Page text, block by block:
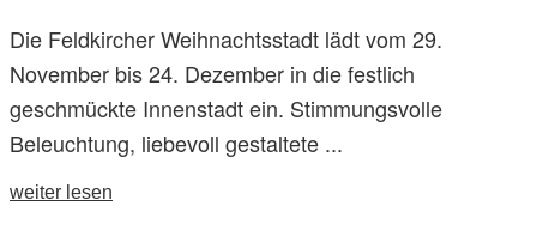
Die Feldkircher Weihnachtsstadt lädt vom 29.
November bis 24. Dezember in die festlich
geschmückte Innenstadt ein. Stimmungsvolle
Beleuchtung, liebevoll gestaltete ...
weiter lesen